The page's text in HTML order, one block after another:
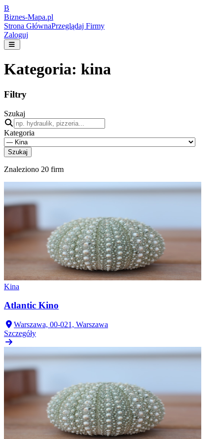
B
Biznes-Mapa.pl
Strona GłównaPrzeglądaj Firmy
Zaloguj
Kategoria: kina
Filtry
Szukaj
Kategoria
Szukaj
Znaleziono 20 firm
Kina
Atlantic Kino
Warszawa, 00-021, Warszawa
Szczegóły